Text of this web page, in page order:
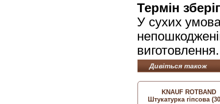
Термін
У сухих
виготовлення.
Дивіться також
KNAUF ROTBAND
Штукатурка гіпсова